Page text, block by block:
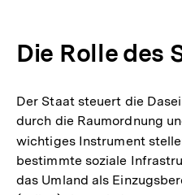
Die Rolle des
Der Staat steuert die
durch die Raumordnung
wichtiges Instrument
bestimmte soziale
das Umland als